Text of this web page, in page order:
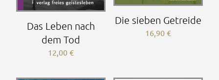
Das Leben nach
dem Tod
12,00€
Die sieben Getreide
16,90 €